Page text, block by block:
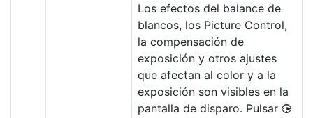
Los efectos del balance de
blancos, los Picture Control,
la compensación de
exposición y otros ajustes
que afectan al color y a la
exposición son visibles en la
pantalla de disparo. Pulsar 2